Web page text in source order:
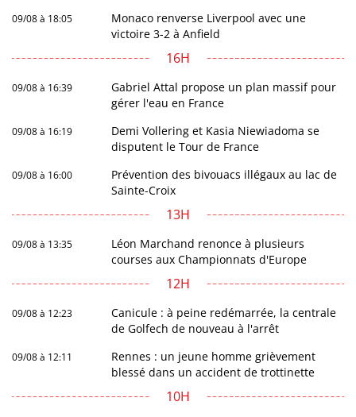
09/08 à 18:05
Monaco renverse Liverpool avec une
victoire 3-2 à Anfield
16H
09/08 à 16:39
Gabriel Attal propose un plan massif pour
gérer l'eau en France
09/08 à 16:19
Demi Vollering et Kasia Niewiadoma se
disputent le Tour de France
09/08 à 16:00
Prévention des bivouacs illégaux au lac de
Sainte-Croix
13H
09/08 à 13:35
Léon Marchand renonce à plusieurs
courses aux Championnats d'Europe
12H
09/08 à 12:23
Canicule : à peine redémarrée, la centrale
de Golfech de nouveau à l'arrêt
09/08 à 12:11
Rennes : un jeune homme grièvement
blessé dans un accident de trottinette
10H